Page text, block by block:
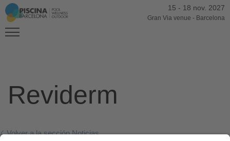
15 - 18 nov. 2027
Gran Via venue - Barcelona
Reviderm
Volver a la sección Noticias